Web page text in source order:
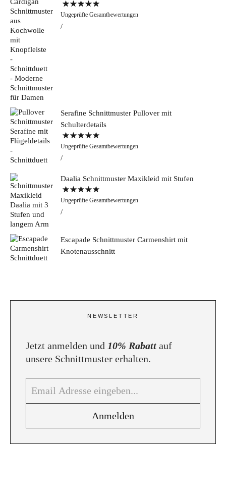
Bewertet mit
5.00von 5
Ungeprüfte Gesamtbewertungen
Serafine Schnittmuster Pullover mit
Schulterdetails
Bewertet mit
5.00von 5
Ungeprüfte Gesamtbewertungen
Daalia Schnittmuster Maxikleid mit Stufen
Bewertet mit
5.00von 5
Ungeprüfte Gesamtbewertungen
Escapade Schnittmuster Carmenshirt mit
Knotenausschnitt
NEWSLETTER
Jetzt anmelden und 10% Rabatt auf
unsere Schnittmuster erhalten.